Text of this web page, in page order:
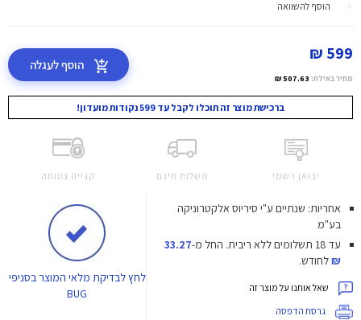
הוסף להשוואה
599 ₪
מחיר באילת: 507.63 ₪
הוסף לעגלה
ברכישת מוצר זה תוכלו לקבל עד 599 נקודות מועדון!
יבואן רשמי משלוח חינם קנייה בטוחה
אחריות: שנתיים ע"י סיריוס אלקטרוניקה
בע"מ
עד 18 תשלומים ללא ריבית.
החל מ-33.27
₪לחודש.
שאל אותנו על מוצר זה
גרסת הדפסה
לחץלבדיקת מלאי המוצר בסניפי
BUG